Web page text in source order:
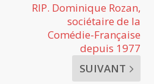
RIP. Dominique Rozan,
sociétaire de la
Comédie-Française
depuis 1977
SUIVANT